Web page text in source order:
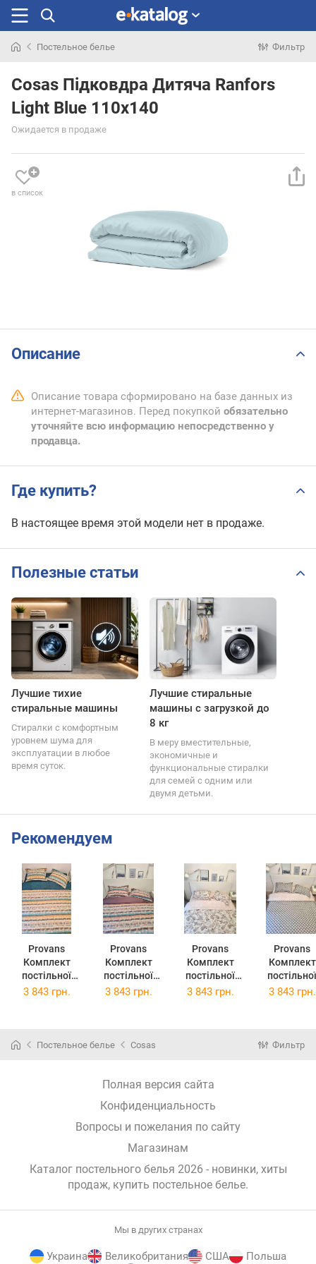
раньше
Постельное белье Фильтр
Cosas Підковдра Дитяча Ranfors
Light Blue 110х140
Ожидается в продаже
в список
Описание
Описание товара сформировано на базе данных из
интернет-магазинов. Перед покупкой обязательно
уточняйте всю информацию непосредственно у
продавца.
Где купить?
В настоящее время этой модели нет в продаже.
Полезные статьи
Лучшие тихие
стиральные машины
Стиралки с комфортным
уровнем шума для
эксплуатации в любое
время суток.
Лучшие стиральные
машины с загрузкой до
8 кг
В меру вместительные,
экономичные и
функциональные стиралки
для семей с одним или
двумя детьми.
Рекомендуем
Provans
Комплект
постільної
білизни
Сімейний
Provans
Комплект
постільної
білизни
(026257)
Provans
Комплект
постільної
білизни
Provans
Комплект
постільної
білизни
Сімейний
3 843 грн. 3 843 грн. 3 843 грн. 3 843 грн.
Постельное белье Cosas Фильтр
Полная версия сайта
Конфиденциальность
Вопросы и пожелания по сайту
Магазинам
Каталог постельного белья 2026 - новинки, хиты
продаж, купить постельное белье.
Мы в других странах
Украина Великобритания США Польша